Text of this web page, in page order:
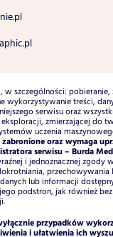
w szczególności:
wykorzystywanie treści,
serwisu oraz
zmierzającej do
uczenia
oraz wymaga
serwisu – Burda
i jednoznacznej zgody
przechowywania
lub informacji
podstron, jak również
przypadków
i ułatwienia ich